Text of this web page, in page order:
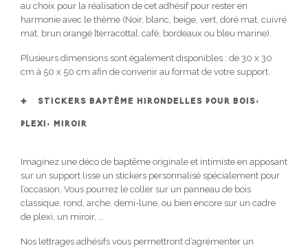
au choix pour la réalisation de cet adhésif pour rester en
harmonie avec le thème (Noir, blanc, beige, vert, doré mat, cuivré
mat, brun orangé [terracotta], café, bordeaux ou bleu marine).
Plusieurs dimensions sont également disponibles : de 30 x 30
cm à 50 x 50 cm afin de convenir au format de votre support.
STICKERS BAPTÊME HIRONDELLES POUR BOIS,
PLEXI, MIROIR
Imaginez une déco de baptême originale et intimiste en apposant
sur un support lisse un stickers personnalisé spécialement pour
l’occasion. Vous pourrez le coller sur un panneau de bois
classique, rond, arche, demi-lune, ou bien encore sur un cadre
de plexi, un miroir, …
Nos lettrages adhésifs vous permettront d’agrémenter un